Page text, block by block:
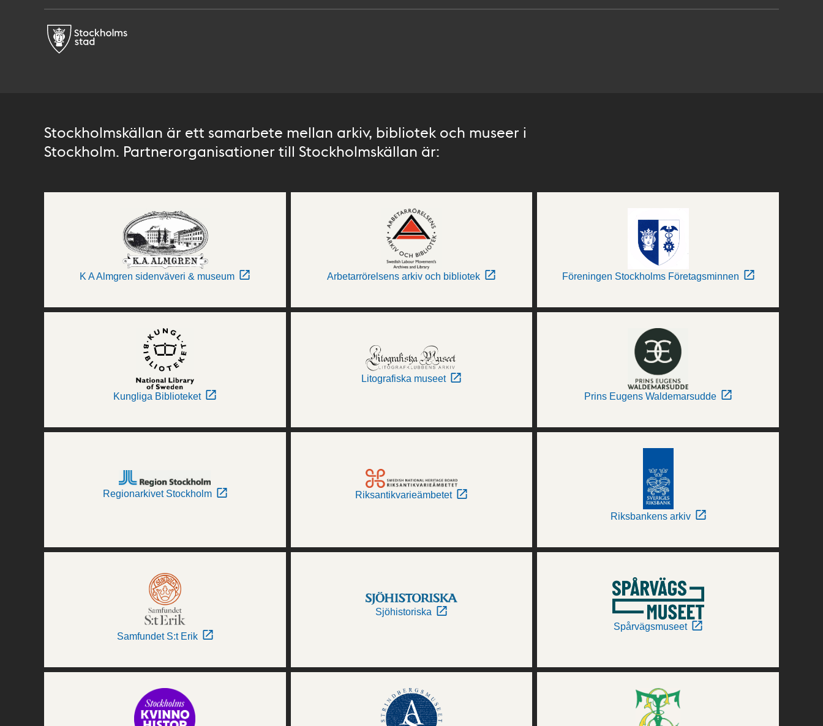
Stockholmskällan är ett samarbete mellan arkiv, bibliotek och museer i
Stockholm. Partnerorganisationer till Stockholmskällan är:
K A Almgren sidenväveri & museum Arbetarrörelsens arkiv och bibliotek Föreningen Stockholms Företagsminnen
Kungliga Biblioteket
Litografiska museet
Prins Eugens Waldemarsudde
Regionarkivet Stockholm Riksantikvarieämbetet
Riksbankens arkiv
Samfundet S:t Erik
Sjöhistoriska
Spårvägsmuseet